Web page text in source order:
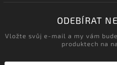
ODEBÍRAT
Vložte svůj e-mail a my vám
produktech na